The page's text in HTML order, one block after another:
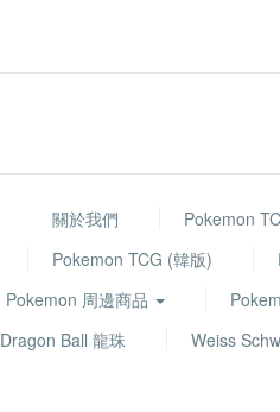
關於我們 Pokemon
Pokemon TCG (韓版)
Pokemon 周邊商品
Dragon Ball 龍珠
Weiss